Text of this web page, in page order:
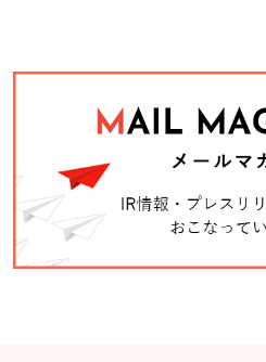
2026年07月31日 適時開示
2027年３月期 第１四半期 決算補足
2026年07月31日 決算
2027年３月期 第１四半期短信〔日